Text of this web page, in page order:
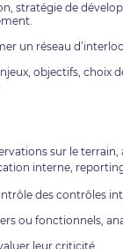
stratégie de
un réseau
objectifs, choix
sur le terrain,
interne,
des contrôles
ou fonctionnels,
leur criticité.